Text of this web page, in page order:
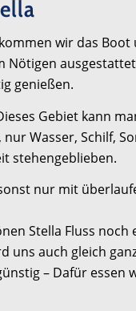
wir das
genießen.
Gebiet kann
Wasser, Schilf,
stehengeblieben.
nur mit
Stella Fluss noch
uns auch gleich
– Dafür